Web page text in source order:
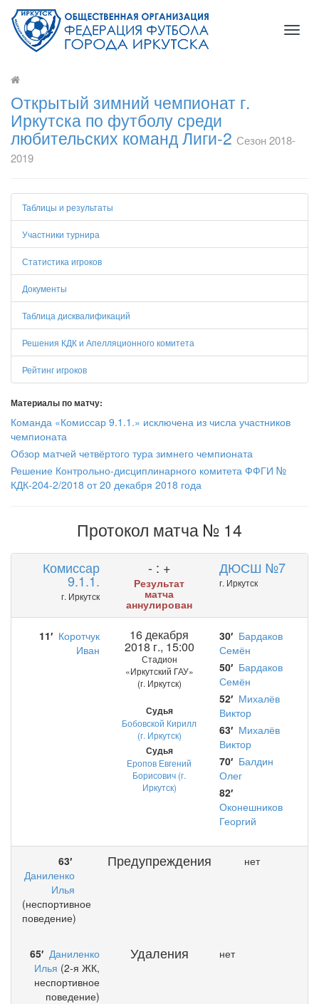
Открытый зимний чемпионат г.
Иркутска по футболу среди
любительских команд Лиги-2 Сезон 2018-
2019
Таблицы и результаты
Участники турнира
Статистика игроков
Документы
Таблица дисквалификаций
Решения КДК и Апелляционного комитета
Рейтинг игроков
Материалы по матчу:
Команда «Комиссар 9.1.1.» исключена из числа участников
чемпионата
Обзор матчей четвёртого тура зимнего чемпионата
Решение Контрольно-дисциплинарного комитета ФФГИ №
КДК-204-2/2018 от 20 декабря 2018 года
Протокол матча № 14
Комиссар
9.1.1.
г. Иркутск
- : +
Результат
матча
аннулирован
ДЮСШ №7
г. Иркутск
11′ Коротчук
Иван
16 декабря
2018 г., 15:00
Стадион
«Иркутский ГАУ»
(г. Иркутск)
Судья
Бобовской Кирилл
(г. Иркутск)
Судья
Еропов Евгений
Борисович (г.
Иркутск)
30′ Бардаков
Семён
50′ Бардаков
Семён
52′ Михалёв
Виктор
63′ Михалёв
Виктор
70′ Балдин
Олег
82′
Оконешников
Георгий
63′
Даниленко
Илья
(неспортивное
поведение)
Предупреждения нет
65′ Даниленко
Илья (2-я ЖК,
неспортивное
поведение)
Удаления нет